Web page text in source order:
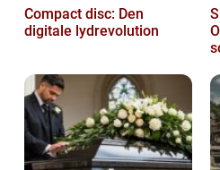
Compact disc: Den
digitale lydrevolution